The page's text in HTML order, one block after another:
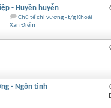
- Huyền huyễn
Chủ tể chi vương - t/g Khoái
Xan Điếm
- Ngôn tình